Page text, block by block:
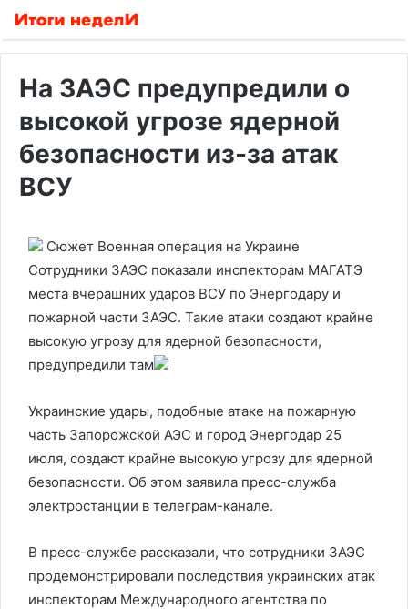
На ЗАЭС предупредили о
высокой угрозе ядерной
безопасности из-за атак
ВСУ
Сюжет Военная операция на Украине
Сотрудники ЗАЭС показали инспекторам МАГАТЭ
места вчерашних ударов ВСУ по Энергодару и
пожарной части ЗАЭС. Такие атаки создают крайне
высокую угрозу для ядерной безопасности,
предупредили там
Украинские удары, подобные атаке на пожарную
часть Запорожской АЭС и город Энергодар 25
июля, создают крайне высокую угрозу для ядерной
безопасности. Об этом заявила пресс-служба
электростанции в телеграм-канале.
В пресс-службе рассказали, что сотрудники ЗАЭС
продемонстрировали последствия украинских атак
инспекторам Международного агентства по